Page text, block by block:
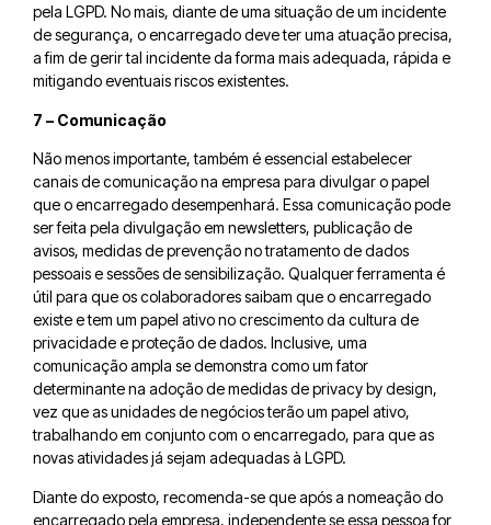
pela LGPD. No mais, diante de uma situação de um incidente
de segurança, o encarregado deve ter uma atuação precisa,
a fim de gerir tal incidente da forma mais adequada, rápida e
mitigando eventuais riscos existentes.
7 – Comunicação
Não menos importante, também é essencial estabelecer
canais de comunicação na empresa para divulgar o papel
que o encarregado desempenhará. Essa comunicação pode
ser feita pela divulgação em newsletters, publicação de
avisos, medidas de prevenção no tratamento de dados
pessoais e sessões de sensibilização. Qualquer ferramenta é
útil para que os colaboradores saibam que o encarregado
existe e tem um papel ativo no crescimento da cultura de
privacidade e proteção de dados. Inclusive, uma
comunicação ampla se demonstra como um fator
determinante na adoção de medidas de privacy by design,
vez que as unidades de negócios terão um papel ativo,
trabalhando em conjunto com o encarregado, para que as
novas atividades já sejam adequadas à LGPD.
Diante do exposto, recomenda-se que após a nomeação do
encarregado pela empresa, independente se essa pessoa for